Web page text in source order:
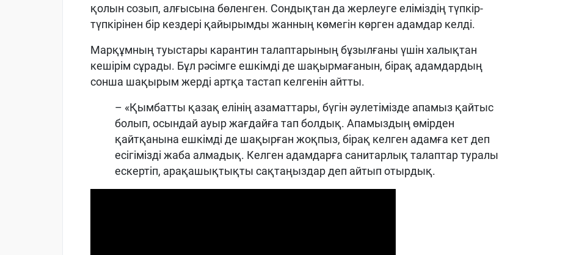
қолын созып, алғысына бөленген. Сондықтан да жерлеуге еліміздің түпкір-
түпкірінен бір кездері қайырымды жанның көмегін көрген адамдар келді.
Марқұмның туыстары карантин талаптарының бұзылғаны үшін халықтан
кешірім сұрады. Бұл рәсімге ешкімді де шақырмағанын, бірақ адамдардың
сонша шақырым жерді артқа тастап келгенін айтты.
– «Қымбатты қазақ елінің азаматтары, бүгін әулетімізде апамыз қайтыс
болып, осындай ауыр жағдайға тап болдық. Апамыздың өмірден
қайтқанына ешкімді де шақырған жоқпыз, бірақ келген адамға кет деп
есігімізді жаба алмадық. Келген адамдарға санитарлық талаптар туралы
ескертіп, арақашықтықты сақтаңыздар деп айтып отырдық.